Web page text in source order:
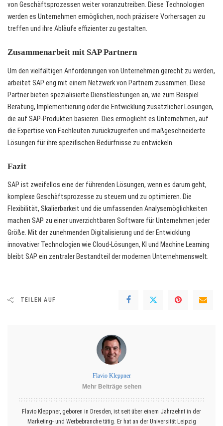
von Geschäftsprozessen weiter voranzutreiben. Diese Technologien
werden es Unternehmen ermöglichen, noch präzisere Vorhersagen zu
treffen und ihre Abläufe effizienter zu gestalten.
Zusammenarbeit mit SAP Partnern
Um den vielfältigen Anforderungen von Unternehmen gerecht zu werden,
arbeitet SAP eng mit einem Netzwerk von Partnern zusammen. Diese
Partner bieten spezialisierte Dienstleistungen an, wie zum Beispiel
Beratung, Implementierung oder die Entwicklung zusätzlicher Lösungen,
die auf SAP-Produkten basieren. Dies ermöglicht es Unternehmen, auf
die Expertise von Fachleuten zurückzugreifen und maßgeschneiderte
Lösungen für ihre spezifischen Bedürfnisse zu entwickeln.
Fazit
SAP ist zweifellos eine der führenden Lösungen, wenn es darum geht,
komplexe Geschäftsprozesse zu steuern und zu optimieren. Die
Flexibilität, Skalierbarkeit und die umfassenden Analysemöglichkeiten
machen SAP zu einer unverzichtbaren Software für Unternehmen jeder
Größe. Mit der zunehmenden Digitalisierung und der Entwicklung
innovativer Technologien wie Cloud-Lösungen, KI und Machine Learning
bleibt SAP ein zentraler Bestandteil der modernen Unternehmenswelt.
TEILEN AUF
Flavio Kleppner
Mehr Beiträge sehen
Flavio Kleppner, geboren in Dresden, ist seit über einem Jahrzehnt in der
Marketing- und Werbebranche tätig. Er hat an der Universität Leipzig